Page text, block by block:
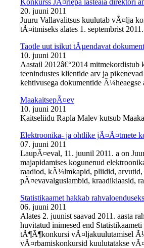
Konkurss JÃ¤rlepa lasteaia direktori
20. juuni 2011
Juuru Vallavalitsus kuulutab vÃ¤lja
tÃ¤itmiseks alates 1. septembrist
Taotle uut isikut tÃµendavat
10. juuni 2011
Aastail 2012â€“2014
teenindustes klientide arv ja
kehtivusega dokumentide Ã¼heaegse
MaakaitsepÃ¤ev
10. juuni 2011
Kaitseliidu Rapla Malev kutsub
Elektroonika- ja ohtlike jÃ¤Ã¤tmete
07. juuni 2011
LaupÃ¤eval, 11. juunil 2011. a on
majapidamises kogunenud
raadiod, kÃ¼lmkapid, pliidid,
pÃ¤evavalguslambid, kraadiklaasid,
Statistikaamet hakkab
06. juuni 2011
Alates 2. juunist saavad 2011. aasta
huvitatud inimesed end
tÃ¶Ã¶konkursi vÃ¤ljakuulutamisel
vÃ¤rbamiskonkursid kuulutatakse